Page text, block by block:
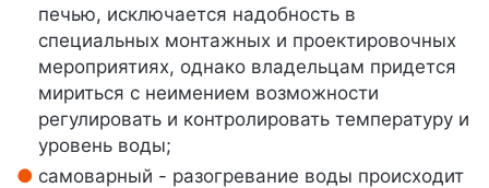
печью, исключается надобность в
специальных монтажных и проектировочных
мероприятиях, однако владельцам придется
мириться с неимением возможности
регулировать и контролировать температуру и
уровень воды;
самоварный - разогревание воды происходит